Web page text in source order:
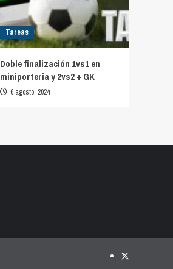
Tareas
Doble finalización 1vs1 en
miniporteria y 2vs2 + GK
6 agosto, 2024
Twitter